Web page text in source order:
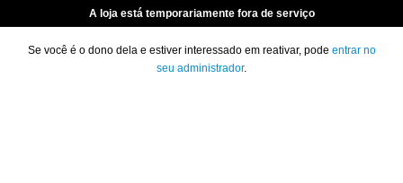
A loja está temporariamente fora de serviço
Se você é o dono dela e estiver interessado em reativar, pode entrar no
seu administrador.